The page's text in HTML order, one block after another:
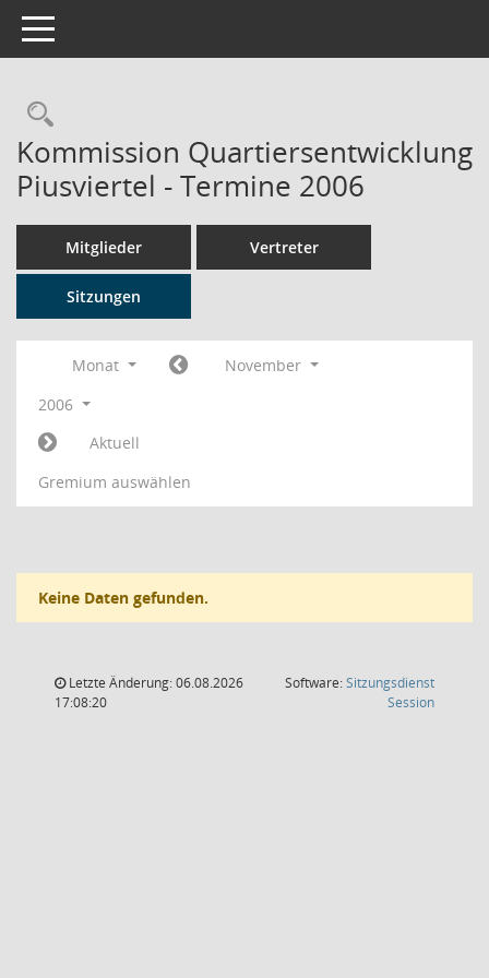
Toggle navigation
Rechercheauswahl
Kommission Quartiersentwicklung
Piusviertel - Termine 2006
Mitglieder Vertreter
Sitzungen
Monat
November
2006
Aktuell
Gremium auswählen
Keine Daten gefunden.
Letzte Änderung: 06.08.2026
17:08:20
Software:Sitzungsdienst
Session(Wird in